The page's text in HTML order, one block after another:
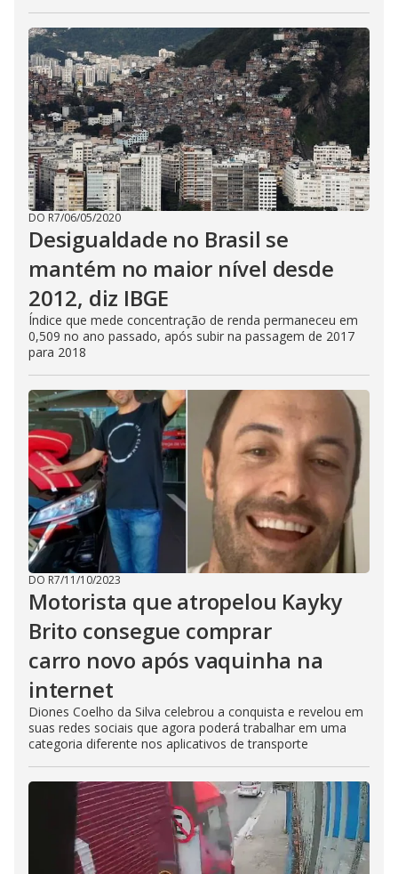
DO R7/06/05/2020
Desigualdade no Brasil se
mantém no maior nível desde
2012, diz IBGE
Índice que mede concentração de renda permaneceu em
0,509 no ano passado, após subir na passagem de 2017
para 2018
DO R7/11/10/2023
Motorista que atropelou Kayky
Brito consegue comprar
carro novo após vaquinha na
internet
Diones Coelho da Silva celebrou a conquista e revelou em
suas redes sociais que agora poderá trabalhar em uma
categoria diferente nos aplicativos de transporte